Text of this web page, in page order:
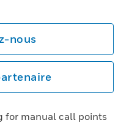
nous
for manual call points